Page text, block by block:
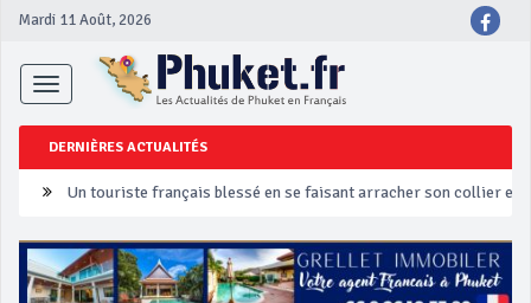
Mardi 11 Août, 2026
Toggle
navigation
DERNIÈRES ACTUALITÉS
Phuket Peranakan Festival
‘Phuket Eye’ assurera la sécurité pendant Songkran
Phuket augmente les prix des bateaux vers Koh Phi Phi et des